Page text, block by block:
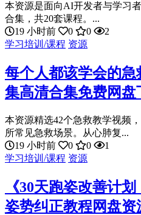
本资源是面向AI开发者与学习
合集，共20套课程。...
19 小时前
0 0
2
学习培训/课程 资源
每个人都该学会的急
集高清合集免费网盘
本资源精选42个急救教学视频
所常见急救场景。从心肺复...
19 小时前
0 0
1
学习培训/课程 资源
《30天跑姿改善计
姿势纠正教程网盘资